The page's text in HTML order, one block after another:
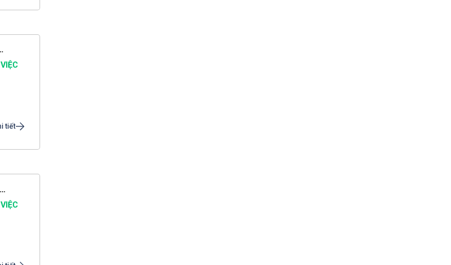
LÀ CÓ NGƯỜI SAU 1 PHÚT
tiết
CẦN TÌM 1 NGƯỜI GIÚP VIỆC NHÀ VĨNH LONG 1 NGƯỜI GIỮ TRẺ 1 NGƯỜI CHĂM BÀ